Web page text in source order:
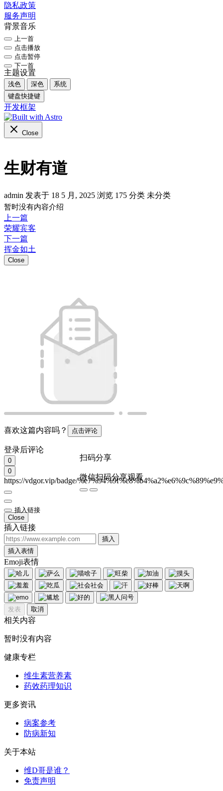
隐私政策
服务声明
背景音乐
上一首
点击播放
点击暂停
下一首
主题设置
浅色 深色
系统
键盘快捷键
开发框架
Close
生财有道
admin 发表于 18 5 月, 2025 浏览 175 分类 未分类
暂时没有内容介绍
上一篇
荣耀宾客
下一篇
挥金如土
Close
喜欢这篇内容吗？ 点击评论
登录后评论
0
0
https://vdgor.vip/badge/
扫码分享
微信扫码分享观看
插入链接
Close
插入链接
插入
插入表情
Emoji表情
发表 取消
相关内容
暂时没有内容
健康专栏
维生素营养素
药效药理知识
更多资讯
病案参考
防病新知
关于本站
维D哥是谁？
免责声明